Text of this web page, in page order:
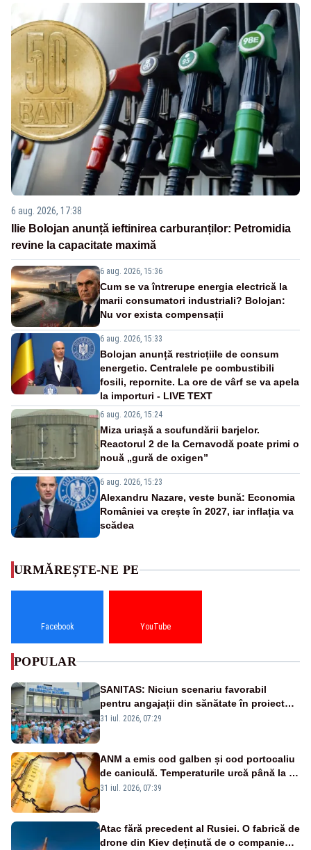
6 aug. 2026, 17:38
Ilie Bolojan anunță ieftinirea carburanților: Petromidia
revine la capacitate maximă
6 aug. 2026, 15:36
Cum se va întrerupe energia electrică la
marii consumatori industriali? Bolojan:
Nu vor exista compensații
6 aug. 2026, 15:33
Bolojan anunță restricțiile de consum
energetic. Centralele pe combustibili
fosili, repornite. La ore de vârf se va apela
la importuri - LIVE TEXT
6 aug. 2026, 15:24
Miza uriașă a scufundării barjelor.
Reactorul 2 de la Cernavodă poate primi o
nouă „gură de oxigen”
6 aug. 2026, 15:23
Alexandru Nazare, veste bună: Economia
României va crește în 2027, iar inflația va
scădea
URMĂREȘTE-NE PE
Facebook YouTube
POPULAR
SANITAS: Niciun scenariu favorabil
pentru angajații din sănătate în proiectul
Legii salarizării
31 iul. 2026, 07:29
ANM a emis cod galben și cod portocaliu
de caniculă. Temperaturile urcă până la 38
de grade, iar nopțile devin tropicale
31 iul. 2026, 07:39
Atac fără precedent al Rusiei. O fabrică de
drone din Kiev deținută de o companie